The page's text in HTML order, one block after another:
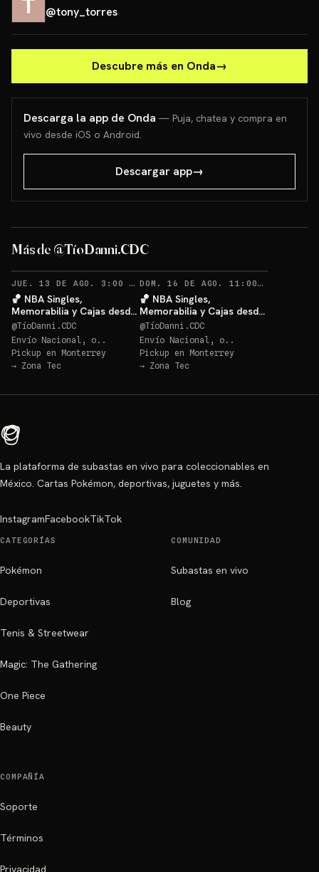
@tony_torres
Descubre más en Onda→
Descarga la app de Onda — Puja, chatea y compra en
vivo desde iOS o Android.
Descargar app→
Más de @TíoDanni.CDC
JUE. 13 DE AGO. 3:00 AM · 62RECORDATORIOS
🏀 NBA Singles,
Memorabilia y Cajas desde
$20 🔥
@TíoDanni.CDC
Envío Nacional, o..
Pickup en Monterrey
→ Zona Tec
DOM. 16 DE AGO. 11:00 PM
🏀 NBA Singles,
Memorabilia y Cajas desde
$20 🔥
@TíoDanni.CDC
Envío Nacional, o..
Pickup en Monterrey
→ Zona Tec
La plataforma de subastas en vivo para coleccionables en
México. Cartas Pokémon, deportivas, juguetes y más.
InstagramFacebookTikTok
CATEGORÍAS
Pokémon
Deportivas
Tenis & Streetwear
Magic: The Gathering
One Piece
Beauty
COMUNIDAD
Subastas en vivo
Blog
COMPAÑÍA
Soporte
Términos
Privacidad